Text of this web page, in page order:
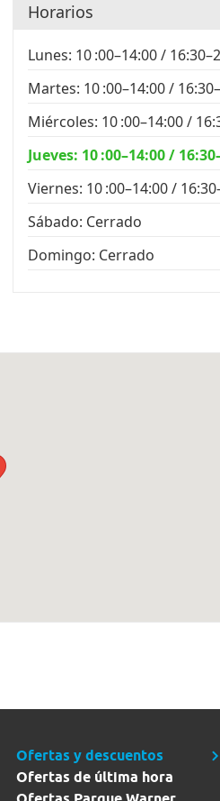
Horarios
Lunes: 10 :00–14:00 /
Martes: 10 :00–14:00 /
Miércoles: 10 :00–14:00 /
Jueves: 10 :00–14:00 /
Viernes: 10 :00–14:00 /
Sábado: Cerrado
Domingo: Cerrado
Ofertas y descuentos
Ofertas de última hora